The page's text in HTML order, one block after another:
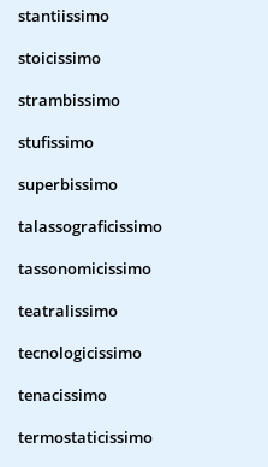
stantiissimo
stoicissimo
strambissimo
stufissimo
superbissimo
talassograficissimo
tassonomicissimo
teatralissimo
tecnologicissimo
tenacissimo
termostaticissimo